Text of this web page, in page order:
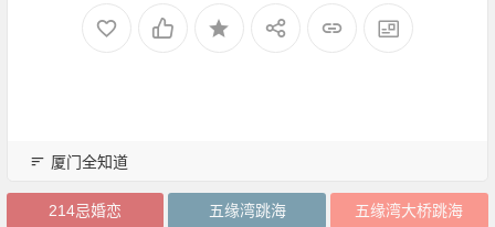
厦门全知道
214忌婚恋 五缘湾跳海 五缘湾大桥跳海